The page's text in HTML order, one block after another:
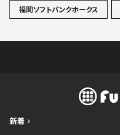
福岡ソフトバンクホークス
新着